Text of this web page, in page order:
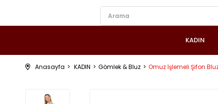
KADIN
Anasayfa KADIN Gömlek & Bluz Omuz İşlemeli Şifon